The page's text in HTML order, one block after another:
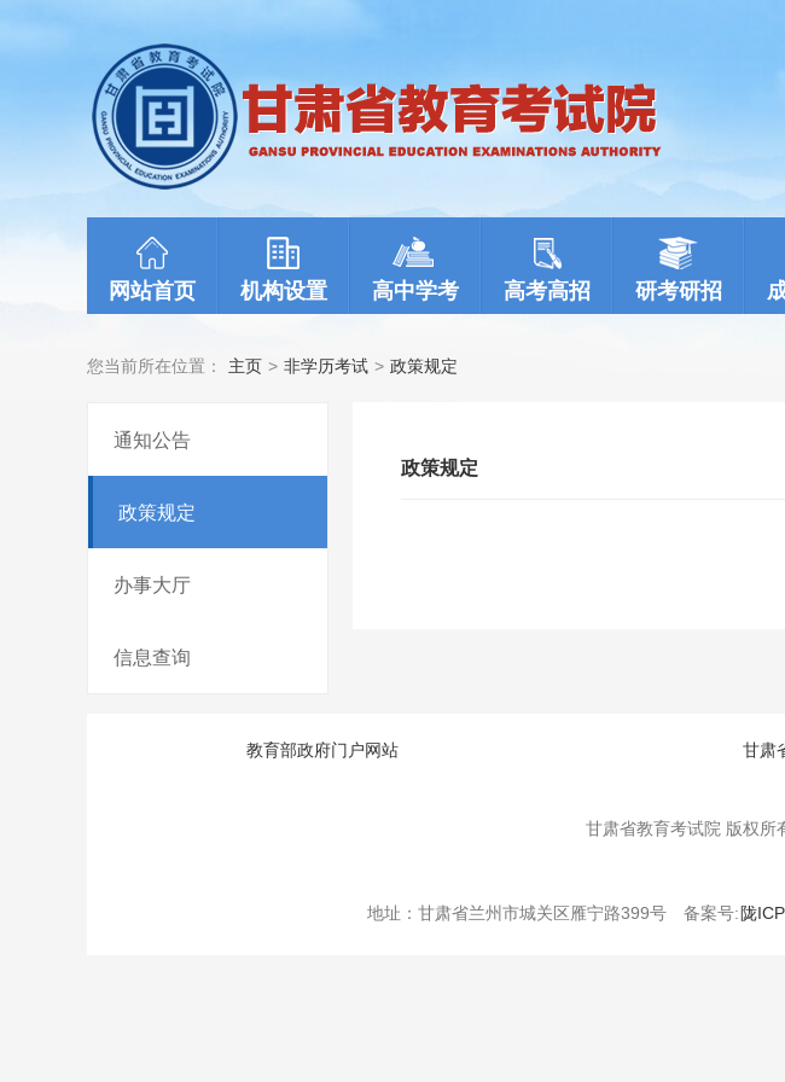
网站首页 机构设置 高中学考 高考高招 研考研招
您当前所在位置： 主页 > 非学历考试 > 政策规定
通知公告
政策规定
办事大厅
信息查询
政策规定
教育部政府门户网站 甘肃
甘肃省教育考试院 版权所
地址：甘肃省兰州市城关区雁宁路399号 备案号: 陇